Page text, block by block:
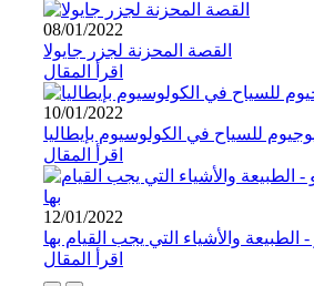
08/01/2022
القصة المحزنة لجزر جايولا
اقرأ المقال
10/01/2022
للسياح في الكولوسيوم بإيطاليا
اقرأ المقال
12/01/2022
- الطبيعة والأشياء التي يجب القيام بها
اقرأ المقال